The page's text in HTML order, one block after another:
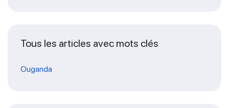
Tous les articles avec mots clés
Ouganda